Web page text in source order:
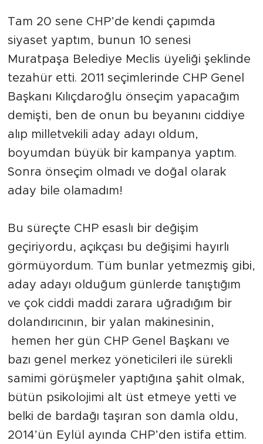
Tam 20 sene CHP’de kendi çapımda
siyaset yaptım, bunun 10 senesi
Muratpaşa Belediye Meclis üyeliği şeklinde
tezahür etti. 2011 seçimlerinde CHP Genel
Başkanı Kılıçdaroğlu önseçim yapacağım
demişti, ben de onun bu beyanını ciddiye
alıp milletvekili aday adayı oldum,
boyumdan büyük bir kampanya yaptım.
Sonra önseçim olmadı ve doğal olarak
aday bile olamadım!
Bu süreçte CHP esaslı bir değişim
geçiriyordu, açıkçası bu değişimi hayırlı
görmüyordum. Tüm bunlar yetmezmiş gibi,
aday adayı olduğum günlerde tanıştığım
ve çok ciddi maddi zarara uğradığım bir
dolandırıcının, bir yalan makinesinin,
hemen her gün CHP Genel Başkanı ve
bazı genel merkez yöneticileri ile sürekli
samimi görüşmeler yaptığına şahit olmak,
bütün psikolojimi alt üst etmeye yetti ve
belki de bardağı taşıran son damla oldu,
2014’ün Eylül ayında CHP’den istifa ettim.